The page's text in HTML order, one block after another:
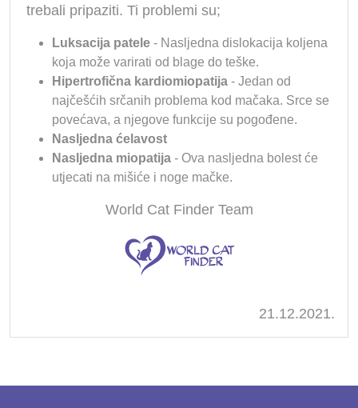
trebali pripaziti. Ti problemi su;
Luksacija patele - Nasljedna dislokacija koljena
koja može varirati od blage do teške.
Hipertrofična kardiomiopatija - Jedan od
najčešćih srčanih problema kod mačaka. Srce se
povećava, a njegove funkcije su pogođene.
Nasljedna ćelavost
Nasljedna miopatija - Ova nasljedna bolest će
utjecati na mišiće i noge mačke.
World Cat Finder Team
21.12.2021.